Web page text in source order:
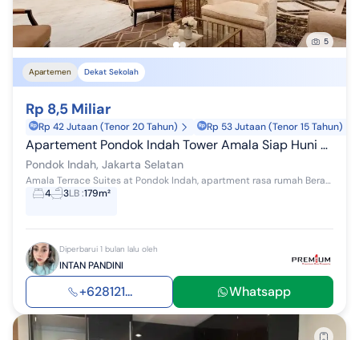
5
Apartemen Dekat Sekolah
Rp 8,5 Miliar
Rp 42 Jutaan (Tenor 20 Tahun) Rp 53 Jutaan (Tenor 15 Tahun)
Apartement Pondok Indah Tower Amala Siap Huni Semi Furnish
Pondok Indah, Jakarta Selatan
Amala Terrace Suites at Pondok Indah, apartment rasa rumah Berada dibawah tower Amala Residences Pondok Indah Dengan lahan parkir berada tepat dep...
4
3LB:179m²
Diperbarui 1 bulan lalu oleh
INTAN PANDINI
+628121... Whatsapp